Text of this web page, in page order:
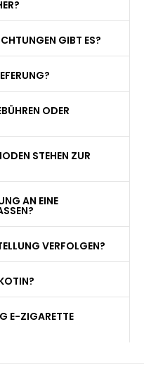
GIBT ES?
ODER
STEHEN ZUR
AN EINE
VERFOLGEN?
E-ZIGARETTE